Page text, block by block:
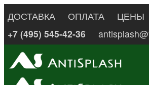
ДОСТАВКА ОПЛАТА ЦЕНЫ
+7 (495) 545-42-36